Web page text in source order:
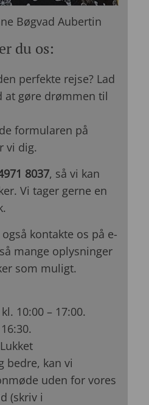
Bøgvad Aubertin
du os:
perfekte rejse? Lad
gøre drømmen til
formularen på
vi dig.
8037, så vi kan
Vi tager gerne en
kontakte os på e-
mange oplysninger
som muligt.
10:00 – 17:00.
bedre, kan vi
uden for vores
(skriv i